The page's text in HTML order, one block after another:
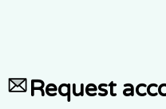
Request